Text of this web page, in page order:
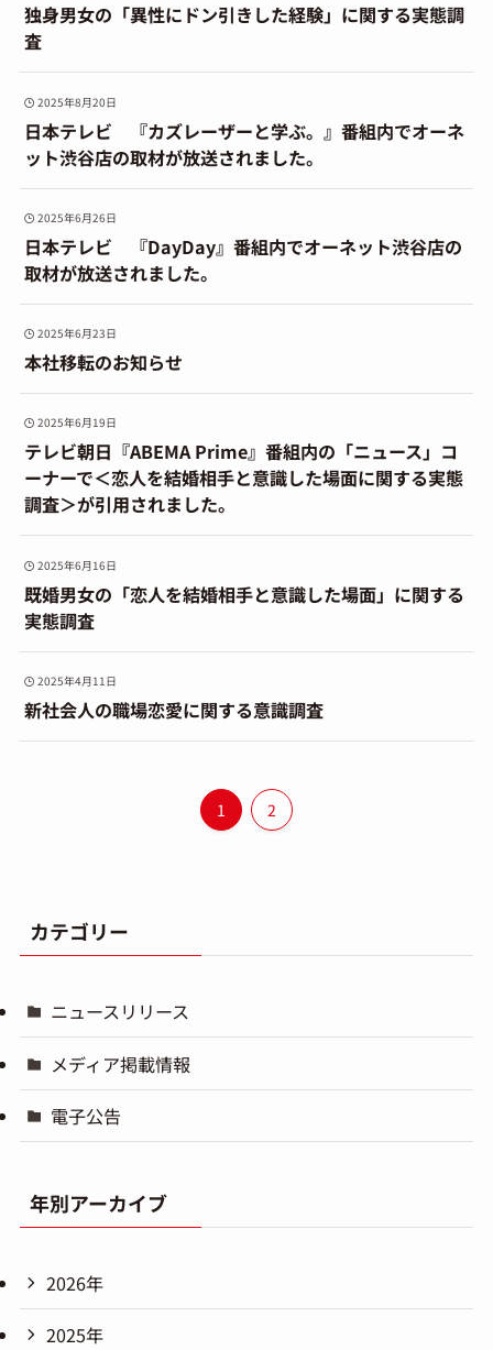
独身男女の「異性にドン引きした経験」に関する実態調
査
2025年8月20日
日本テレビ 『カズレーザーと学ぶ。』番組内でオーネ
ット渋谷店の取材が放送されました。
2025年6月26日
日本テレビ 『DayDay』番組内でオーネット渋谷店の
取材が放送されました。
2025年6月23日
本社移転のお知らせ
2025年6月19日
テレビ朝日『ABEMA Prime』番組内の「ニュース」コ
ーナーで＜恋人を結婚相手と意識した場面に関する実態
調査＞が引用されました。
2025年6月16日
既婚男女の「恋人を結婚相手と意識した場面」に関する
実態調査
2025年4月11日
新社会人の職場恋愛に関する意識調査
1 2
カテゴリー
ニュースリリース
メディア掲載情報
電子公告
年別アーカイブ
2026年
2025年